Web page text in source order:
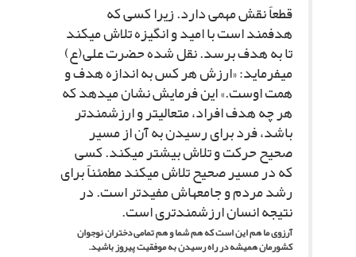
قطعاً نقش مهمى دارد. زیرا کسى که
هدفمند است با امید و انگیزه تلاش مى‏کند
تا به هدف برسد. نقل شده حضرت على(ع)
مى‏فرماید: «ارزش هر کس به اندازه هدف و
همت اوست.» این فرمایش نشان مى‏دهد که
هر چه هدف افراد، متعالى‏تر و ارزشمندتر
باشد، فرد براى رسیدن به آن از مسیر
صحیح حرکت و تلاش بیشتر مى‏کند. کسى
که در مسیر صحیح تلاش مى‏کند مطمئناً براى
رشد مردم و جامعه‏اش مفیدتر است. در
نتیجه انسان ارزشمندترى است.
آرزوى ما هم این است که هم شما و هم تمامى دختران نوجوان
کشورمان همیشه در راه رسیدن به موفقیت پیروز باشید.